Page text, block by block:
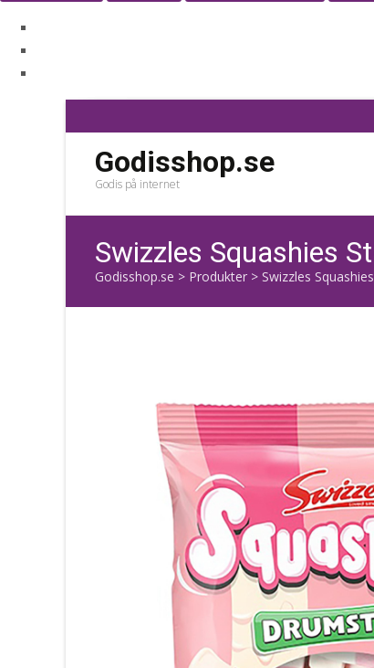
Godisshop.se
Godis på internet
Swizzles Squashies
Godisshop.se > Produkter > Swizzles